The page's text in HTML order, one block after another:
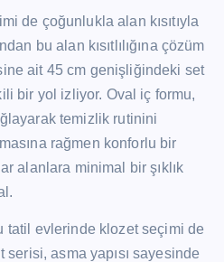
de çoğunlukla alan kısıtıyla
bu alan kısıtlılığına çözüm
ait 45 cm genişliğindeki set
bir yol izliyor. Oval iç formu,
temizlik rutinini
rağmen konforlu bir
alanlara minimal bir şıklık
tatil evlerinde klozet seçimi de
asma yapısı sayesinde